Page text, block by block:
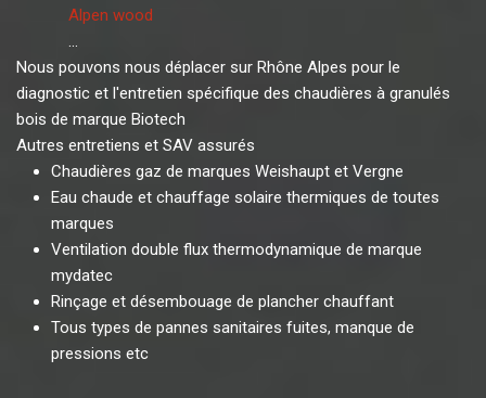
Alpen wood
...
Nous pouvons nous déplacer sur Rhône Alpes pour le
diagnostic et l'entretien spécifique des chaudières à granulés
bois de marque Biotech
Autres entretiens et SAV assurés
Chaudières gaz de marques Weishaupt et Vergne
Eau chaude et chauffage solaire thermiques de toutes
marques
Ventilation double flux thermodynamique de marque
mydatec
Rinçage et désembouage de plancher chauffant
Tous types de pannes sanitaires fuites, manque de
pressions etc